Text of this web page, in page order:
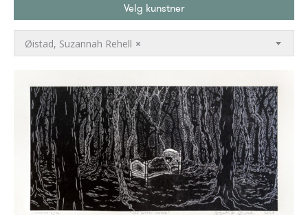
Velg kunstner
×
Øistad, Suzannah Rehell